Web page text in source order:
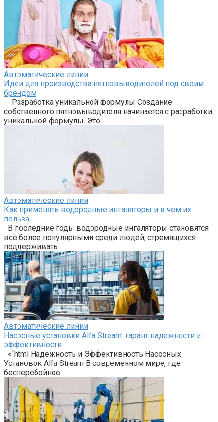
Автоматические линии
Идеи для производства пятновыводителей под своим
брендом
Разработка уникальной формулы Создание
собственного пятновыводителя начинается с разработки
уникальной формулы. Это
Автоматические линии
Как применять водородные ингаляторы и в чем их
польза
В последние годы водородные ингаляторы становятся
всё более популярными среди людей, стремящихся
поддерживать
Автоматические линии
Насосные установки Alfa Stream: гарант надежности и
эффективности
«`html Надежность и Эффективность Насосных
Установок Alfa Stream В современном мире, где
бесперебойное